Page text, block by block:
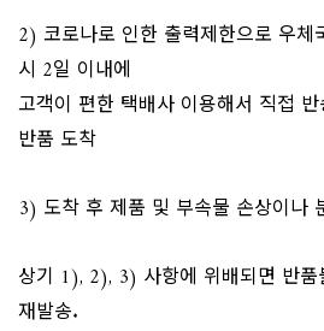
2) 코로나로 인한 출력제한으로 우체
시 2일 이내에
고객이 편한 택배사 이용해서 직접
반품 도착
3) 도착 후 제품 및 부속물 손상이나
상기 1), 2), 3) 사항에 위배되면 반품
재발송.